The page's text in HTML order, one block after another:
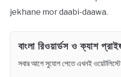
jekhane mor daabi-daawa.
বাংলা রিওয়ার্ডস ও ক্যাশ
সবার আগে সুযোগ পেতে এখনই